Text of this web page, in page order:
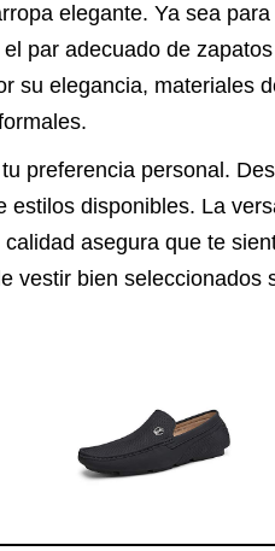
elegante. Ya sea
par adecuado de
su elegancia, materiales
preferencia personal.
estilos disponibles. La
asegura que te
vestir bien seleccionados